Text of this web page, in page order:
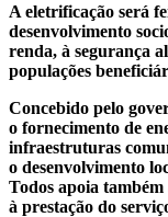
A eletrificação será
desenvolvimento
renda, à segurança
populações
Concebido pelo
o fornecimento de
infraestruturas
o desenvolvimento
Todos apoia
à prestação do